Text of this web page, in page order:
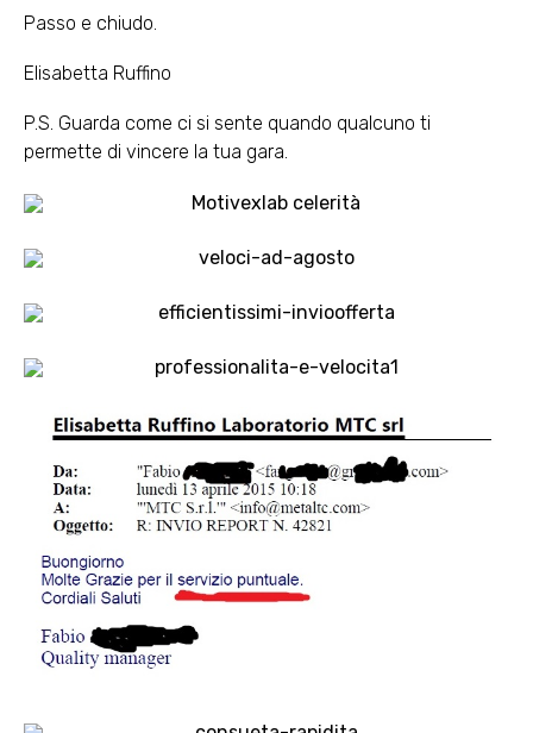
Passo e chiudo.
Elisabetta Ruffino
P.S. Guarda come ci si sente quando qualcuno ti
permette di vincere la tua gara.